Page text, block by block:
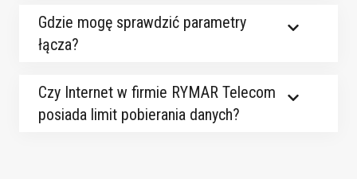
Gdzie mogę sprawdzić parametry
łącza?
Czy Internet w firmie RYMAR Telecom
posiada limit pobierania danych?